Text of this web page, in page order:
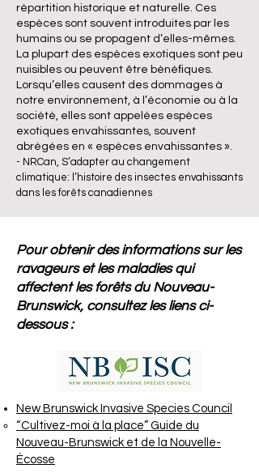
répartition historique et naturelle. Ces
espèces sont souvent introduites par les
humains ou se propagent d’elles-mêmes.
La plupart des espèces exotiques sont peu
nuisibles ou peuvent être bénéﬁques.
Lorsqu’elles causent des dommages à
notre environnement, à l’économie ou à la
société, elles sont appelées espèces
exotiques envahissantes, souvent
abrégées en « espèces envahissantes ».
- NRCan, S’adapter au changement
climatique: l’histoire des insectes envahissants
dans les forêts canadiennes
Pour obtenir des informations sur les
ravageurs et les maladies qui
affectent les forêts du Nouveau-
Brunswick, consultez les liens ci-
dessous :
New Brunswick Invasive Species Council
“Cultivez-moi à la place” Guide du
Nouveau-Brunswick et de la Nouvelle-
Écosse